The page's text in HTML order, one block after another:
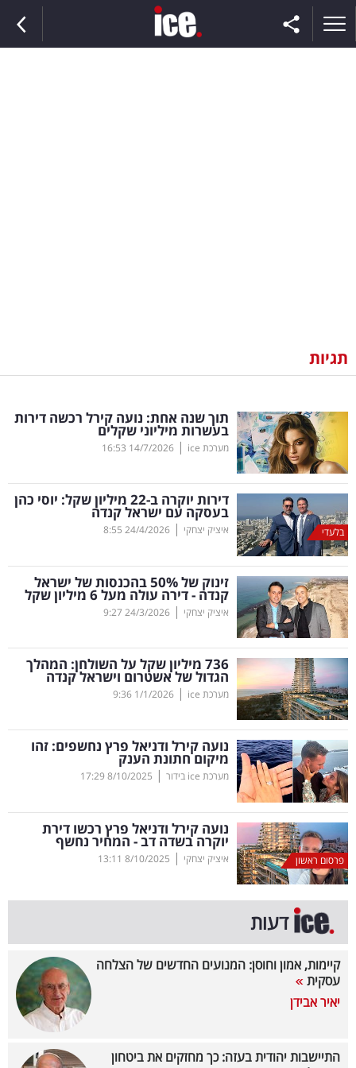
וצרכנות
דיגיטל
וטק
שיווק
ופרסום
משפט
מדדים
ומחקרים
דעות
רכילות
עסקית
קריפטו
ויראלי
טלוויזיה
עסקי
ספורט
קריירה
ולימודים
מינויים
רכב
תגיות
תוך שנה אחת: נועה קירל רכשה דירות
בעשרות מיליוני שקלים
מערכת ice |
14/7/2026
16:53
בלעדי
דירות יוקרה ב-22 מיליון שקל: יוסי כהן
בעסקה עם ישראל קנדה
איציק יצחקי |
24/4/2026
8:55
זינוק של 50% בהכנסות של ישראל
קנדה - דירה עולה מעל 6 מיליון שקל
איציק יצחקי |
24/3/2026
9:27
736 מיליון שקל על השולחן: המהלך
הגדול של אשטרום וישראל קנדה
מערכת ice |
1/1/2026
9:36
נועה קירל ודניאל פרץ נחשפים: זהו
מיקום חתונת הענק
מערכת ice בידור |
8/10/2025
17:29
פרסום ראשון
נועה קירל ודניאל פרץ רכשו דירת
יוקרה בשדה דב - המחיר נחשף
איציק יצחקי |
8/10/2025
13:11
דעות
קיימות, אמון וחוסן: המנועים החדשים של הצלחה
עסקית
יאיר אבידן
התיישבות יהודית בעזה: כך מחזקים את ביטחון